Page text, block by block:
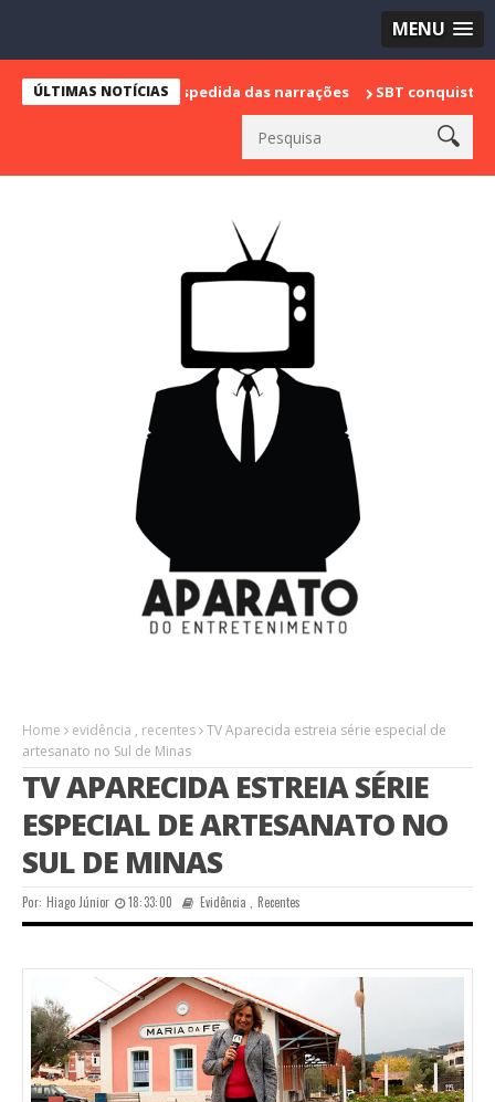
MENU
ÚLTIMAS NOTÍCIAS
sua despedida das narrações SBT conquista a vice
Home evidência , recentes TV Aparecida estreia série especial de
artesanato no Sul de Minas
TV APARECIDA ESTREIA SÉRIE
ESPECIAL DE ARTESANATO NO
SUL DE MINAS
Por: Hiago Júnior 18:33:00 Evidência ,Recentes